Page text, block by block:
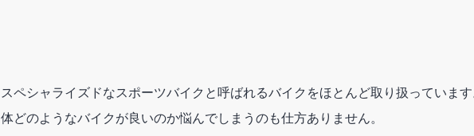
スペシャライズドなスポーツバイクと呼ばれるバイクをほとんど取り扱っていま
体どのようなバイクが良いのか悩んでしまうのも仕方ありません。